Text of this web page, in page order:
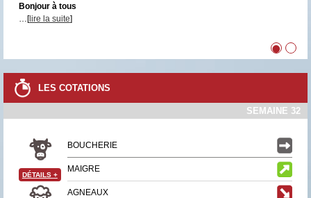
Bonjour à tous
…[lire la suite]
••
LES COTATIONS
SEMAINE 32
BOUCHERIE
MAIGRE
DÉTAILS +
AGNEAUX